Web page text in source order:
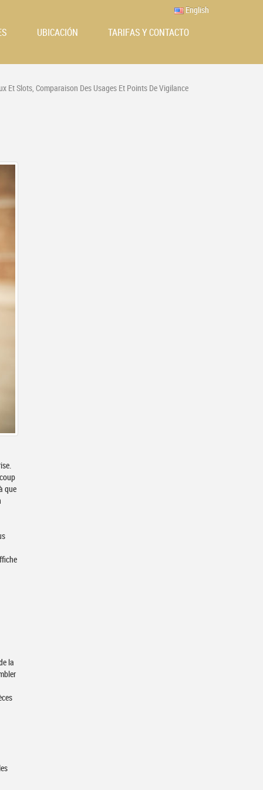
English
UBICACIÓN TARIFAS Y CONTACTO
Et Slots, Comparaison Des Usages Et Points De Vigilance
la